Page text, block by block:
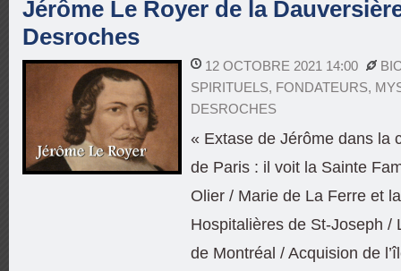
Jérôme Le Royer de la
Desroches
12 OCTOBRE 2021 14:00
SPIRITUELS, FONDATEURS,
DESROCHES
« Extase de Jérôme dans la
de Paris : il voit la Sainte
Olier / Marie de La Ferre et
Hospitalières de St-Joseph /
de Montréal / Acquision de